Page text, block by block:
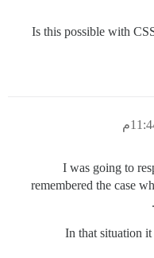
Is this possible with
I was going to
remembered the case
In that situation